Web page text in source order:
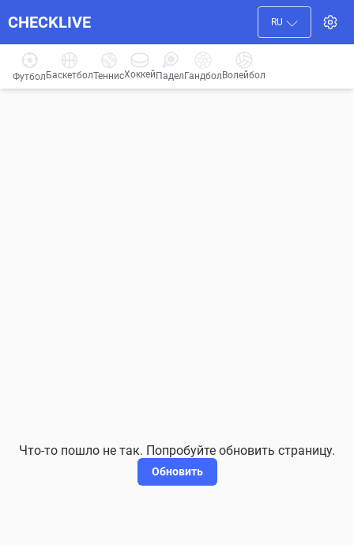
CHECKLIVE RU
Футбол БаскетболТеннисХоккей ПаделГандбол Волейбол
Что-то пошло не так. Попробуйте обновить страницу.
Обновить